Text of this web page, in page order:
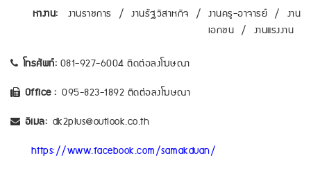
หางาน:
งานราชการ / งานรัฐวิสาหกิจ / งานครู-อาจารย์ / งาน
เอกชน / งานแรงงาน
โทรศัพท์: 081-927-6004 ติดต่อลงโฆษณา
Office : 095-823-1892 ติดต่อลงโฆษณา
อีเมล: dk2plus@outlook.co.th
https://www.facebook.com/samakduan/